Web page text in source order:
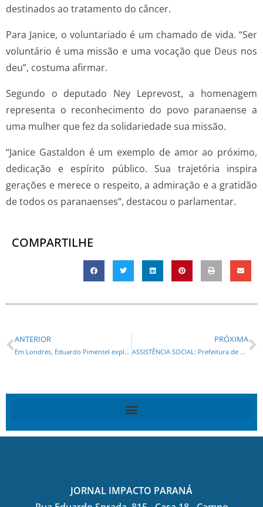
destinados ao tratamento do câncer.
Para Janice, o voluntariado é um chamado de vida. “Ser
voluntário é uma missão e uma vocação que Deus nos
deu”, costuma afirmar.
Segundo o deputado Ney Leprevost, a homenagem
representa o reconhecimento do povo paranaense a
uma mulher que fez da solidariedade sua missão.
“Janice Gastaldon é um exemplo de amor ao próximo,
dedicação e espírito público. Sua trajetória inspira
gerações e merece o respeito, a admiração e a gratidão
de todos os paranaenses”, destacou o parlamentar.
COMPARTILHE
ANTERIOR
Em Londres, Eduardo Pimentel explica investimentos da Prefeitura de Curitiba em mobilidade sustentável
PRÓXIMA
ASSISTÊNCIA SOCIAL: Prefeitura de Castro orienta beneficiários a atualizarem aplicativo do Bolsa Família para garantir acesso a serviços e dados
JORNAL IMPACTO PARANÁ